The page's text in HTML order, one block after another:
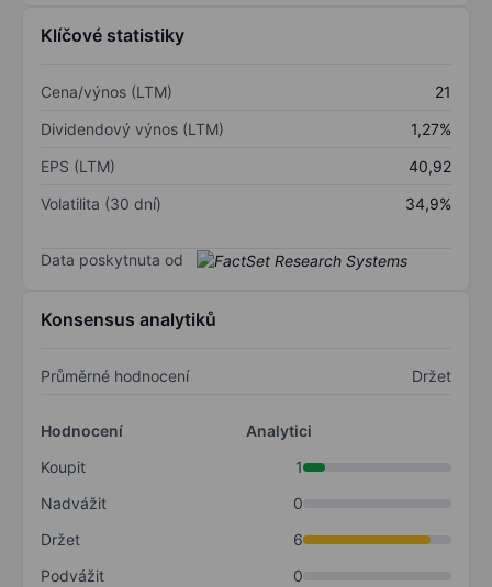
Klíčové statistiky
Cena/výnos (LTM)
21
Dividendový výnos (LTM)
1,27%
EPS (LTM)
40,92
Volatilita (30 dní)
34,9%
Data poskytnuta od
Konsensus analytiků
Průměrné hodnocení Držet
Hodnocení
Analytici
Koupit
1
Nadvážit
0
Držet
6
Podvážit
0